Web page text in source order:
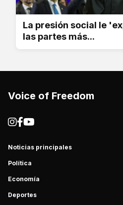
La presión social le
las partes más...
Voice of Freedom
Noticias principales
Política
Economía
Deportes